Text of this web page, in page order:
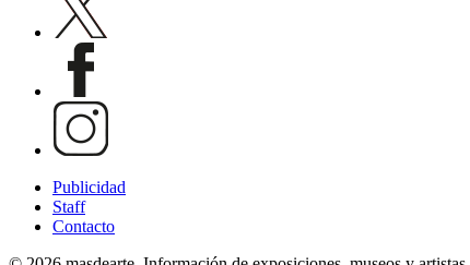
Publicidad
Staff
Contacto